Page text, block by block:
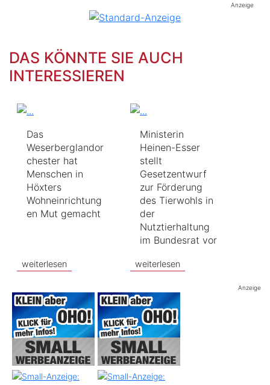
Anzeige
DAS KÖNNTE SIE AUCH
INTERESSIEREN
Das
Weserberglandor
chester hat
Menschen in
Höxters
Wohneinrichtung
en Mut gemacht
weiterlesen
Ministerin
Heinen-Esser
stellt
Gesetzentwurf
zur Förderung
des Tierwohls in
der
Nutztierhaltung
im Bundesrat vor
weiterlesen
Anzeige